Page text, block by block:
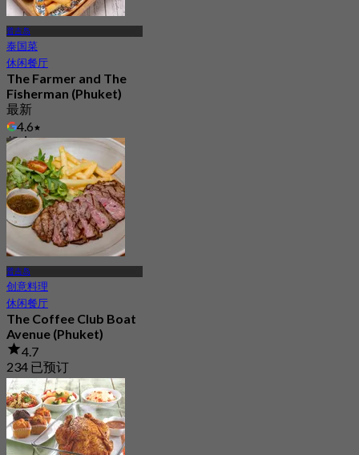
普吉岛
泰国菜
休闲餐厅
The Farmer and The
Fisherman (Phuket)
最新
4.6
起฿ 645
普吉岛
创意料理
休闲餐厅
The Coffee Club Boat
Avenue (Phuket)
4.7
234 已预订
起฿ 422.5